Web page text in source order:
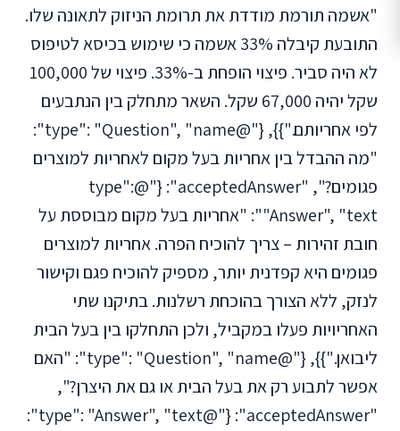
"אשמה תורמת מודדת את תרומת הניזוק לתאונה שלו.
התובעת קיבלה 33% אשמה כי שימוש בכיסא לטיפוס
לא היה סביר. פיצוי הופחת ב-33%. פיצוי של 100,000
שקל יהיה 67,000 שקל. השאר מתחלק בין הנתבעים
לפי אחריותם."}}, {"@type": "Question", "name":
"מה ההבדל בין אחריות בעל מקום לאחריות למוצרים
פגומים?", "acceptedAnswer": {"@type":
"Answer", "text": "אחריות בעל מקום מבוססת על
חובת זהירות – צריך להוכיח הפרה. אחריות למוצרים
פגומים היא קפדנית יותר, מספיק להוכיח פגם וקישור
לנזק, ללא הצורך בהוכחת רשלנות. בתיקנו שתי
האחריויות פעלו במקביל, ולכן התחלקו בין בעל הבית
ליבואן."}}, {"@type": "Question", "name": "האם
אפשר לתבוע רק את בעל הבית או גם את היצרן?",
"acceptedAnswer": {"@type": "Answer", "text":